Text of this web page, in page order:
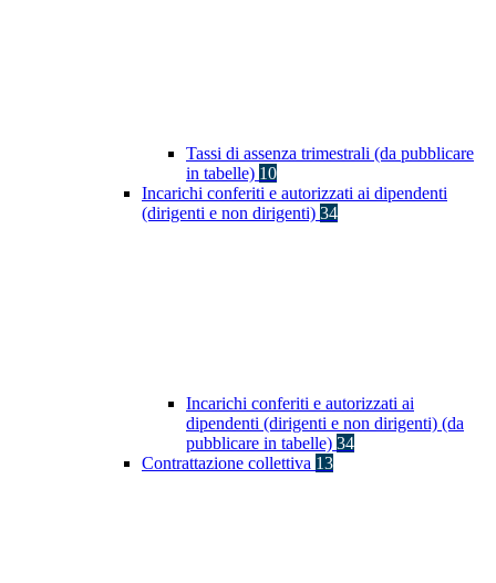
Tassi di assenza trimestrali (da pubblicare
in tabelle) 10
Incarichi conferiti e autorizzati ai dipendenti
(dirigenti e non dirigenti) 34
Incarichi conferiti e autorizzati ai
dipendenti (dirigenti e non dirigenti) (da
pubblicare in tabelle) 34
Contrattazione collettiva 13